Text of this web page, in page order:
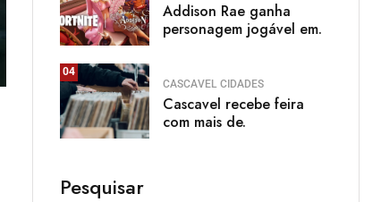
Addison Rae ganha
personagem jogável em.
04
CASCAVEL CIDADES
Cascavel recebe feira
com mais de.
Pesquisar